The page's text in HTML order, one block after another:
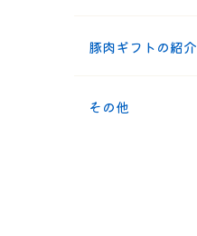
豚肉ギフトの紹介
その他